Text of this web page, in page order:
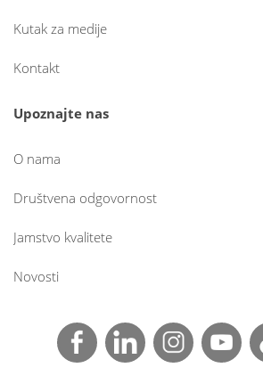
Kutak za medije
Kontakt
Upoznajte nas
O nama
Društvena odgovornost
Jamstvo kvalitete
Novosti